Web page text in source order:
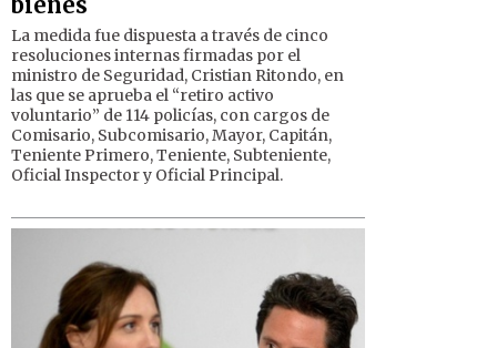
La medida fue dispuesta a través de cinco
resoluciones internas firmadas por el
ministro de Seguridad, Cristian Ritondo, en
las que se aprueba el “retiro activo
voluntario” de 114 policías, con cargos de
Comisario, Subcomisario, Mayor, Capitán,
Teniente Primero, Teniente, Subteniente,
Oficial Inspector y Oficial Principal.